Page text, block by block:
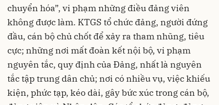
chuyển hóa”, vi phạm những điều đảng viên
không được làm. KTGS tổ chức đảng, người đứng
đầu, cán bộ chủ chốt để xảy ra tham nhũng, tiêu
cực; những nơi mất đoàn kết nội bộ, vi phạm
nguyên tắc, quy định của Đảng, nhất là nguyên
tắc tập trung dân chủ; nơi có nhiều vụ, việc khiếu
kiện, phức tạp, kéo dài, gây bức xúc trong cán bộ,